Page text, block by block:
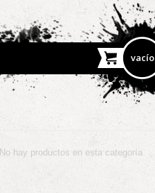
vacío
No hay productos en esta categoría